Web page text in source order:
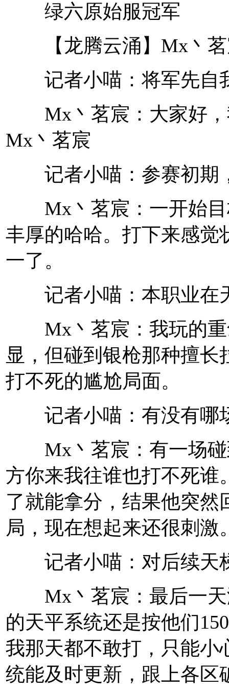
绿六原始服冠军
【龙腾云涌】Mx丶茗
记者小喵：将军先自
Mx丶茗宸：大家好，
Mx丶茗宸
记者小喵：参赛初期
Mx丶茗宸：一开始目
丰厚的哈哈。打下来感觉
一了。
记者小喵：本职业在
Mx丶茗宸：我玩的重
显，但碰到银枪那种擅
打不死的尴尬局面。
记者小喵：有没有哪
Mx丶茗宸：有一场碰
方你来我往谁也打不死谁
了就能拿分，结果他突
局，现在想起来还很刺激
记者小喵：对后续天
Mx丶茗宸：最后一天
的天平系统还是按他们
我那天都不敢打，只能小
统能及时更新，跟上各区